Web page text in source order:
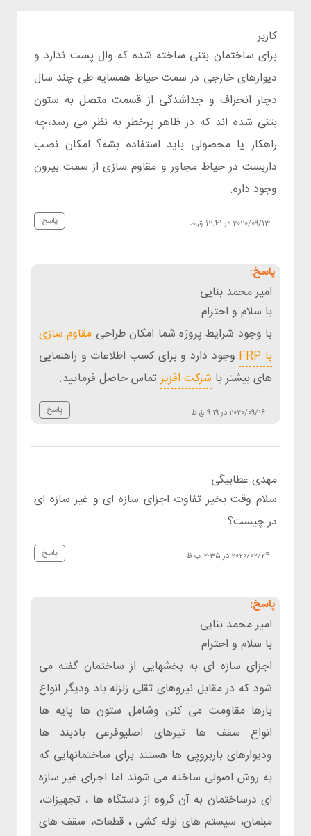
کاربر
2020/09/13 در 12:41 ق.ظ
برای ساختمان بتنی ساخته شده که وال پست ندارد و
دیوارهای خارجی در سمت حیاط همسایه طی چند سال
دچار انحراف و جداشدگی از قسمت متصل به ستون
بتنی شده اند که در ظاهر پرخطر به نظر می رسد،چه
راهکار یا محصولی باید استفاده بشه؟ امکان نصب
داربست در حیاط مجاور و مقاوم سازی از سمت بیرون
وجود داره.
پاسخ
امیر محمد بنایی
2020/09/16 در 9:19 ق.ظ
با سلام و احترام
با وجود شرایط پروژه شما امکان طراحی مقاوم سازی
با FRP
وجود دارد و برای کسب اطلاعات و راهنمایی
های بیشتر با شرکت افزیرتماس حاصل فرمایید.
پاسخ
مهدی عطابیگی
2020/02/24 در 2:35 ب.ظ
سلام وقت بخیر تفاوت اجزای سازه ای و غیر سازه ای
در چیست؟
پاسخ
امیر محمد بنایی
با سلام و احترام
اجزای سازه ای به بخشهایی از ساختمان گفته می
شود که در مقابل نیروهای ثقلی زلزله باد ودیگر انواع
بارها مقاومت می کنن وشامل ستون ها پایه ها
انواع سقف ها تیرهای اصلیوفرعی بادبند ها
ودیوارهای باربروپی ها هستند برای ساختمانهایی که
به روش اصولی ساخته می شوند اما اجزای غیر سازه
ای درساختمان به آن گروه از دستگاه ها ، تجهیزات،
مبلمان، سیستم های لوله كشی ، قطعات، سقف های